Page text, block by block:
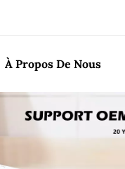
À Propos De Nous